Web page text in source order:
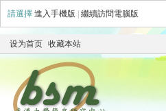
請選擇 進入手機版 繼續訪問電腦版
设为首页 收藏本站